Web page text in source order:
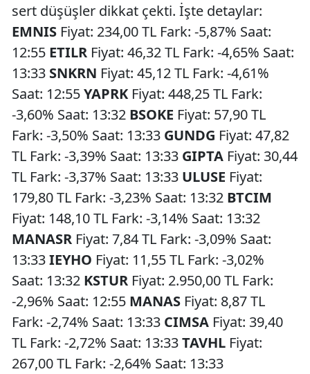
sert düşüşler dikkat çekti. İşte detaylar:
EMNIS Fiyat: 234,00 TL Fark: -5,87% Saat:
12:55 ETILR Fiyat: 46,32 TL Fark: -4,65% Saat:
13:33 SNKRN Fiyat: 45,12 TL Fark: -4,61%
Saat: 12:55YAPRK Fiyat: 448,25 TL Fark:
-3,60% Saat: 13:32 BSOKE Fiyat: 57,90 TL
Fark: -3,50% Saat: 13:33 GUNDG Fiyat: 47,82
TL Fark: -3,39% Saat: 13:33 GIPTA Fiyat: 30,44
TL Fark: -3,37% Saat: 13:33 ULUSE Fiyat:
179,80 TL Fark: -3,23% Saat: 13:32 BTCIM
Fiyat: 148,10 TL Fark: -3,14% Saat: 13:32
MANASR Fiyat: 7,84 TL Fark: -3,09% Saat:
13:33IEYHO Fiyat: 11,55 TL Fark: -3,02%
Saat: 13:32 KSTUR Fiyat: 2.950,00 TL Fark:
-2,96% Saat: 12:55 MANAS Fiyat: 8,87 TL
Fark: -2,74% Saat: 13:33 CIMSA Fiyat: 39,40
TL Fark: -2,72% Saat: 13:33TAVHL Fiyat:
267,00 TL Fark: -2,64% Saat: 13:33